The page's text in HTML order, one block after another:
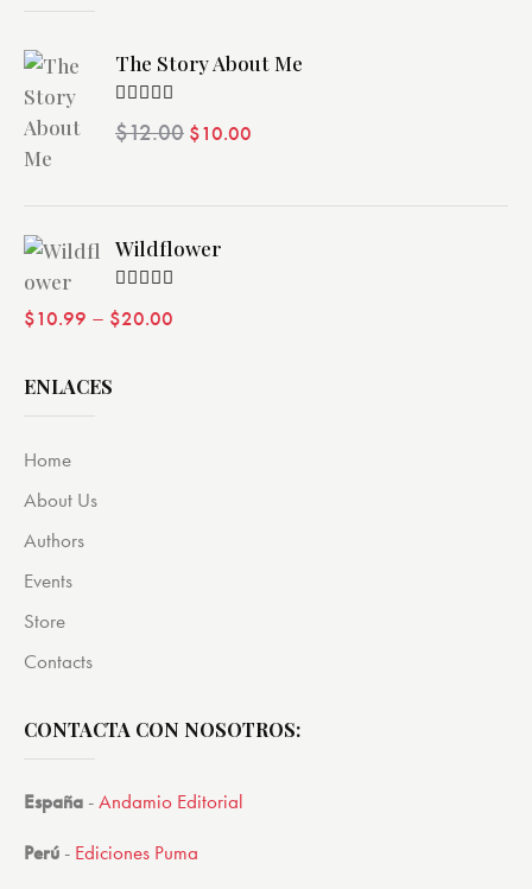
The Story About Me
Valorado
con4.00
$12.00 $10.00
Wildflower
con4.00
$10.99 – $20.00
ENLACES
Home
About Us
Authors
Events
Store
Contacts
CONTACTA CON NOSOTROS:
España -Andamio Editorial
Perú - Ediciones Puma